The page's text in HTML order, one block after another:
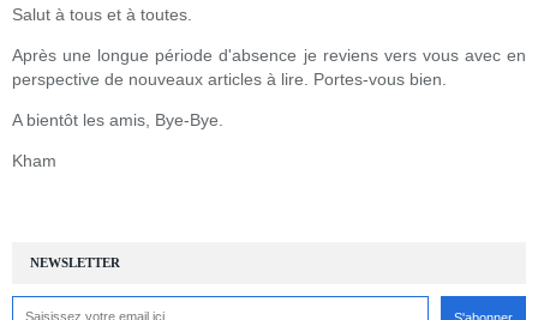
NEWSLETTER
Salut à tous et à toutes.
Après une longue période d'absence je reviens vers vous avec en
perspective de nouveaux articles à lire. Portes-vous bien.
A bientôt les amis, Bye-Bye.
Kham